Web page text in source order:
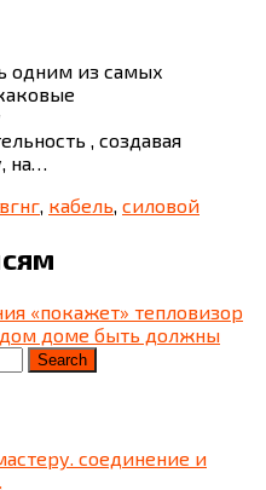
одним из самых
, создавая
на…
, кабель, силовой
«покажет» тепловизор
доме быть должны
соединение и